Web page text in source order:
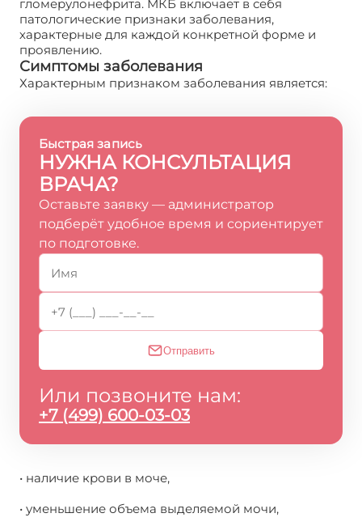
гломерулонефрита. МКБ включает в себя
патологические признаки заболевания,
характерные для каждой конкретной форме и
проявлению.
Симптомы заболевания
Характерным признаком заболевания является:
Быстрая запись
НУЖНА КОНСУЛЬТАЦИЯ
ВРАЧА?
Оставьте заявку — администратор
подберёт удобное время и сориентирует
по подготовке.
Отправить
Или позвоните нам:
+7 (499) 600-03-03
• наличие крови в моче,
• уменьшение объема выделяемой мочи,